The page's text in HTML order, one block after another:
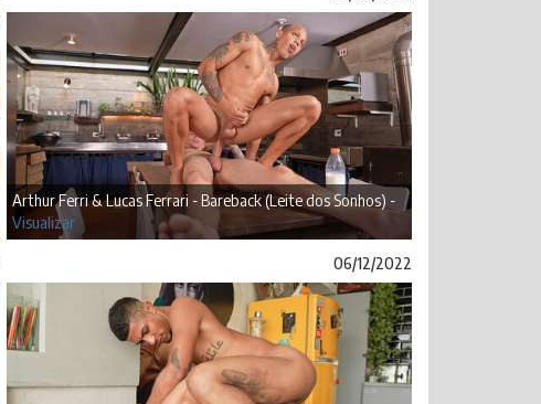
Arthur Ferri & Lucas Ferrari - Bareback (Leite dos Sonhos) -
Visualizar
06/12/2022